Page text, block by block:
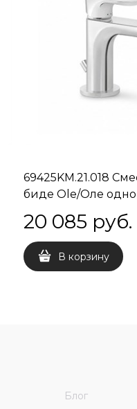
69425KM.21.018
биде Ole/Оле
донным клапаном,
20 085 руб.
В корзину
Блог